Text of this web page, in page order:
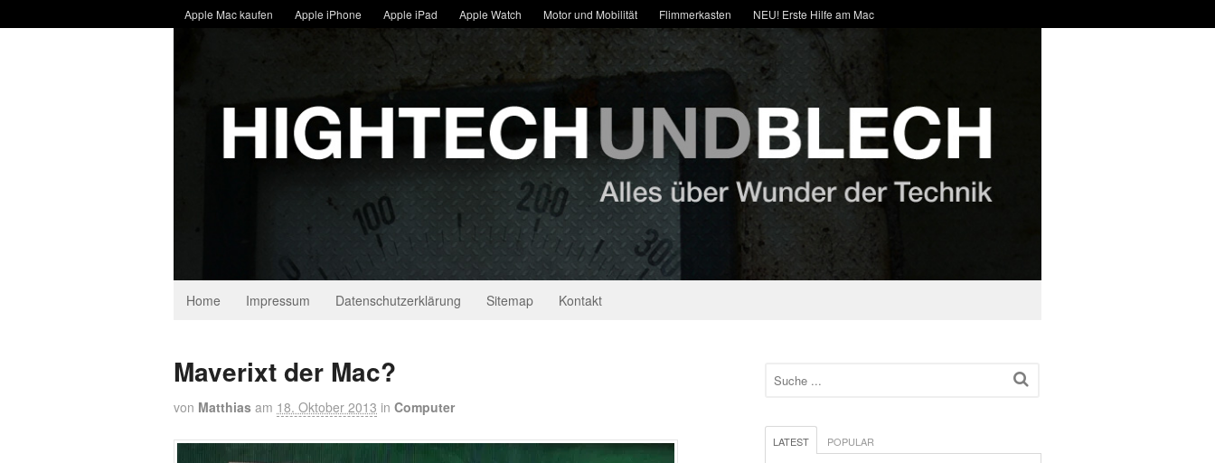
Apple Mac kaufen Apple iPhone Apple iPad Apple Watch Motor und Mobilität Flimmerkasten NEU! Erste Hilfe am Mac
Home Impressum Datenschutzerklärung Sitemap Kontakt
Maverixt der Mac?
von Matthias am 18. Oktober 2013 in Computer
LATEST POPULAR